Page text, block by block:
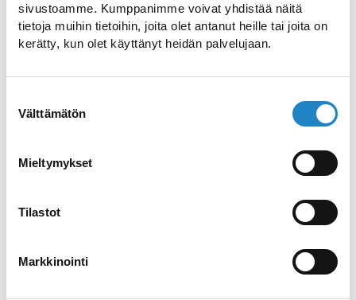
sivustoamme. Kumppanimme voivat yhdistää näitä
tietoja muihin tietoihin, joita olet antanut heille tai joita on
kerätty, kun olet käyttänyt heidän palvelujaan.
valinta
Välttämätön
Mieltymykset
Tilastot
Markkinointi
Imatra Spa Resort
Ferienwohnungen
Imatran Kylpylä Spa Resort
m/s Christina
Rundfahrten mit Abfahrt vom Hafen des
Imatra Spa Resort
Tähtitaivas, Imatran Kylpylä